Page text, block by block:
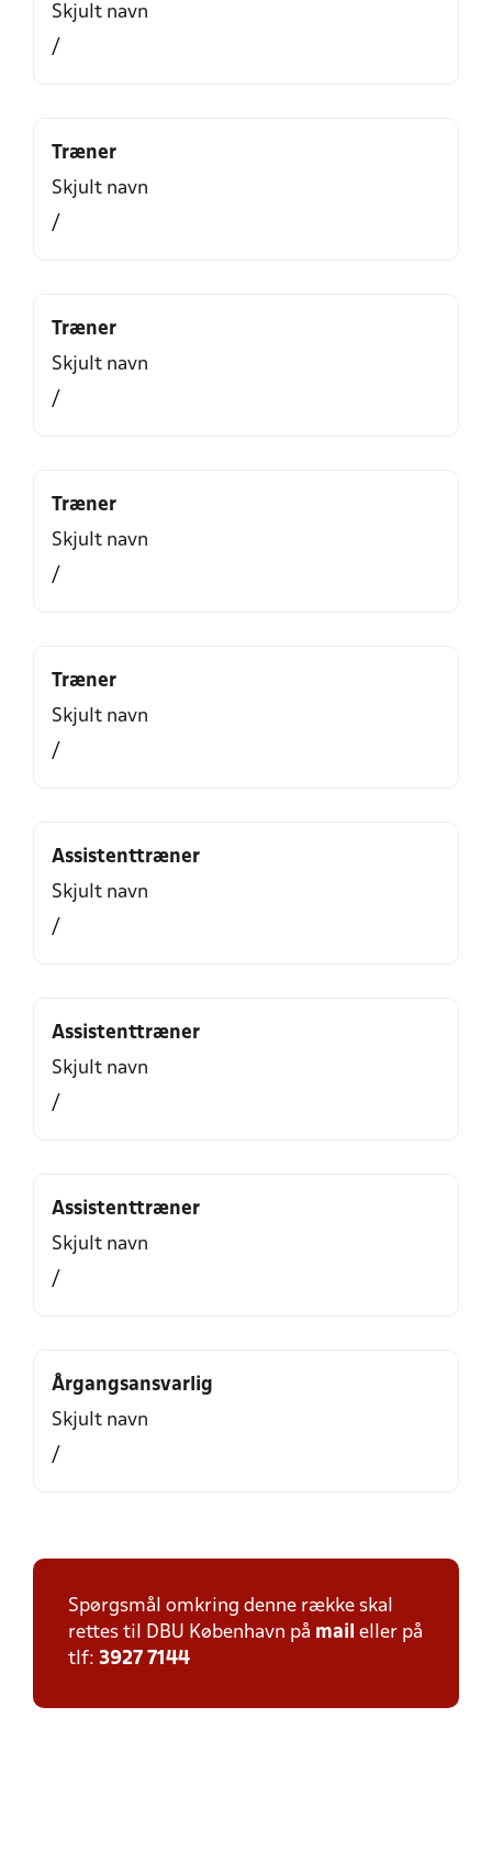
Skjult navn
/
Træner
Skjult navn
/
Træner
Skjult navn
/
Træner
Skjult navn
/
Træner
Skjult navn
/
Assistenttræner
Skjult navn
/
Assistenttræner
Skjult navn
/
Assistenttræner
Skjult navn
/
Årgangsansvarlig
Skjult navn
/
Spørgsmål omkring denne række skal
rettes til DBU København på mail eller på
tlf: 3927 7144